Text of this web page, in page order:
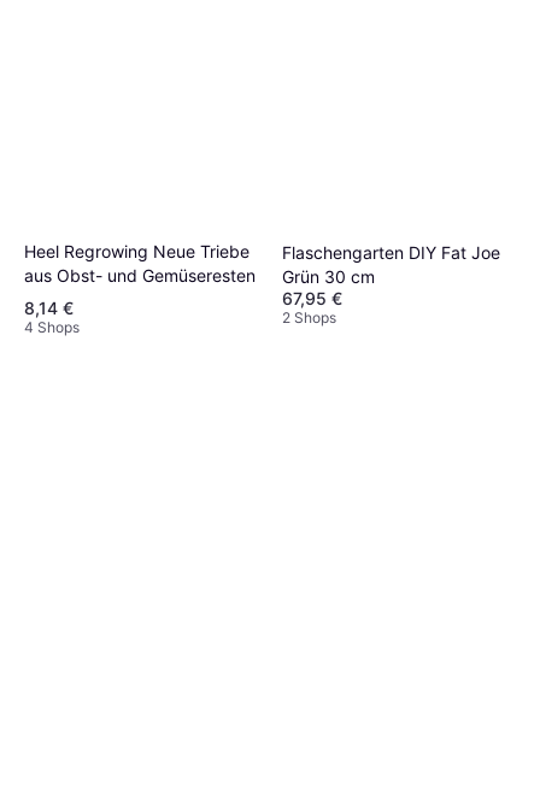
Heel Regrowing Neue Triebe
aus Obst- und Gemüseresten
8,14 €
4 Shops
Flaschengarten DIY Fat Joe
Grün 30 cm
67,95 €
2 Shops